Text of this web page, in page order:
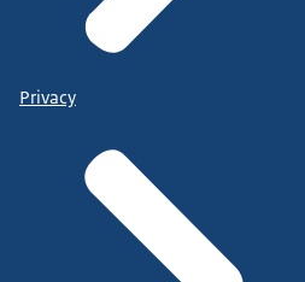
Privacy